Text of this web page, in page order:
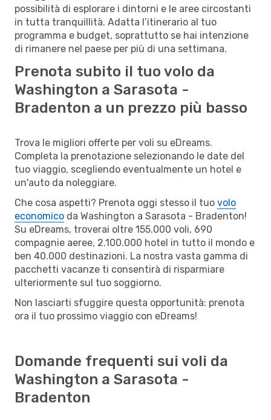
possibilità di esplorare i dintorni e le aree circostanti
in tutta tranquillità. Adatta l’itinerario al tuo
programma e budget, soprattutto se hai intenzione
di rimanere nel paese per più di una settimana.
Prenota subito il tuo volo da
Washington a Sarasota -
Bradenton a un prezzo più basso
Trova le migliori offerte per voli su eDreams.
Completa la prenotazione selezionando le date del
tuo viaggio, scegliendo eventualmente un hotel e
un'auto da noleggiare.
Che cosa aspetti? Prenota oggi stesso il tuo volo
economico da Washington a Sarasota - Bradenton!
Su eDreams, troverai oltre 155.000 voli, 690
compagnie aeree, 2.100.000 hotel in tutto il mondo e
ben 40.000 destinazioni. La nostra vasta gamma di
pacchetti vacanze ti consentirà di risparmiare
ulteriormente sul tuo soggiorno.
Non lasciarti sfuggire questa opportunità: prenota
ora il tuo prossimo viaggio con eDreams!
Domande frequenti sui voli da
Washington a Sarasota -
Bradenton